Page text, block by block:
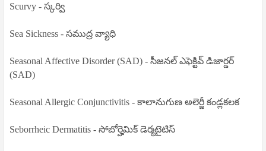
Scurvy - స్కర్వి
Sea Sickness - సముద్ర వ్యాధి
Seasonal Affective Disorder (SAD) - సీజనల్ ఎఫెక్టివ్ డిజార్డర్
(SAD)
Seasonal Allergic Conjunctivitis - కాలానుగుణ అలెర్జీ కండ్లకలక
Seborrheic Dermatitis - సోబోర్హెమిక్ డెర్మటైటిస్